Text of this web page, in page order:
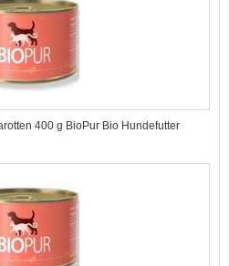
400 g BioPur Bio Hundefutter